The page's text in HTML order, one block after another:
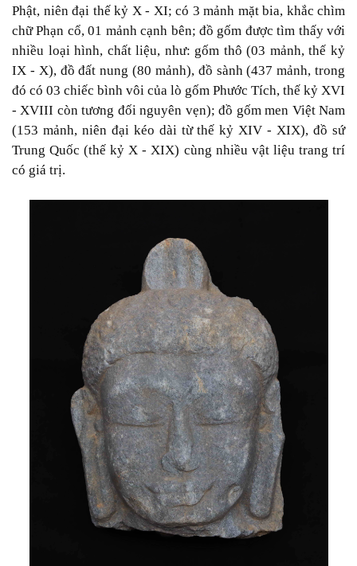
Phật, niên đại thế kỷ X - XI; có 3 mảnh mặt bia, khắc chìm
chữ Phạn cổ, 01 mảnh cạnh bên; đồ gốm được tìm thấy với
nhiều loại hình, chất liệu, như: gốm thô (03 mảnh, thế kỷ
IX - X), đồ đất nung (80 mảnh), đồ sành (437 mảnh, trong
đó có 03 chiếc bình vôi của lò gốm Phước Tích, thế kỷ XVI
- XVIII còn tương đối nguyên vẹn); đồ gốm men Việt Nam
(153 mảnh, niên đại kéo dài từ thế kỷ XIV - XIX), đồ sứ
Trung Quốc (thế kỷ X - XIX) cùng nhiều vật liệu trang trí
có giá trị.